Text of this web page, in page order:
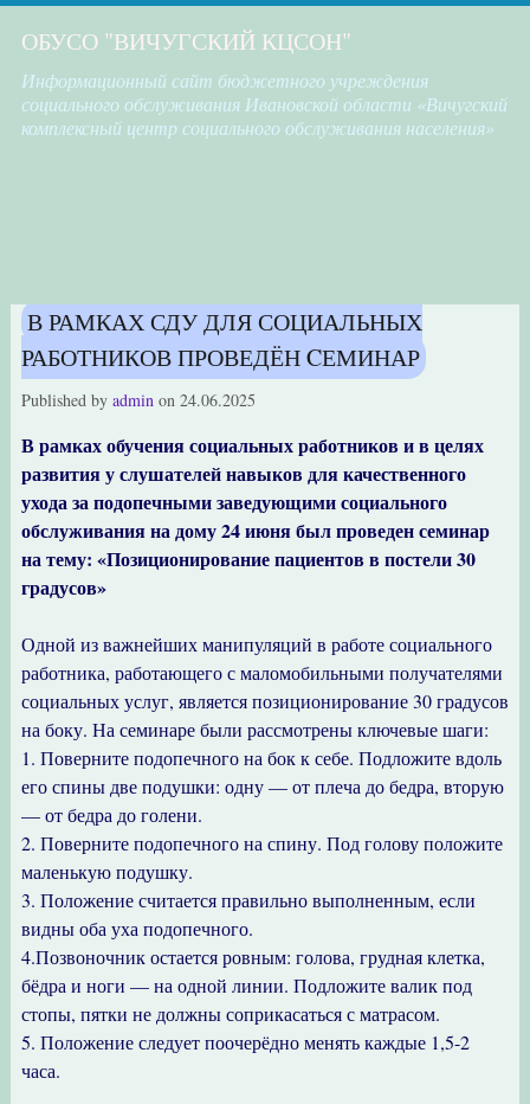
ОБУСО "ВИЧУГСКИЙ КЦСОН"
Информационный сайт бюджетного учреждения
социального обслуживания Ивановской области «Вичугский
комплексный центр социального обслуживания населения»
В РАМКАХ СДУ ДЛЯ СОЦИАЛЬНЫХ
РАБОТНИКОВ ПРОВЕДЁН CЕМИНАР
Published by adminon 24.06.2025
В рамках обучения социальных работников и в целях
развития у слушателей навыков для качественного
ухода за подопечными заведующими социального
обслуживания на дому 24 июня был проведен семинар
на тему: «Позиционирование пациентов в постели 30
градусов»
Одной из важнейших манипуляций в работе социального
работника, работающего с маломобильными получателями
социальных услуг, является позиционирование 30 градусов
на боку. На семинаре были рассмотрены ключевые шаги:
1. Поверните подопечного на бок к себе. Подложите вдоль
его спины две подушки: одну — от плеча до бедра, вторую
— от бедра до голени.
2. Поверните подопечного на спину. Под голову положите
маленькую подушку.
3. Положение считается правильно выполненным, если
видны оба уха подопечного.
4.Позвоночник остается ровным: голова, грудная клетка,
бёдра и ноги — на одной линии. Подложите валик под
стопы, пятки не должны соприкасаться с матрасом.
5. Положение следует поочерёдно менять каждые 1,5-2
часа.